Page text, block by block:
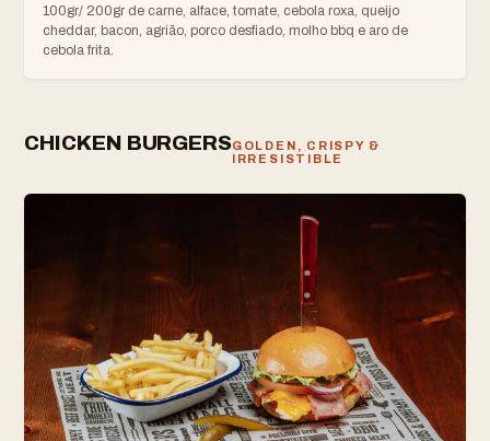
100gr/ 200gr de carne, alface, tomate, cebola roxa, queijo
cheddar, bacon, agrião, porco desfiado, molho bbq e aro de
cebola frita.
CHICKEN BURGERSGOLDEN, CRISPY &
IRRESISTIBLE